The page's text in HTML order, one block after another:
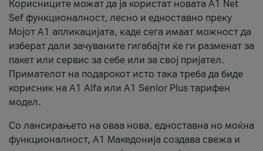
Корисниците можат да ја користат новата А1 Net
Sef функционалност, лесно и едноставно преку
Мојот А1 апликацијата, каде сега имаат можност да
изберат дали зачуваните гигабајти ќе ги разменат за
пакет или сервис за себе или за свој пријател.
Примателот на подарокот исто така треба да биде
корисник на А1 Alfa или A1 Senior Plus тарифен
модел.
Со лансирањето на оваа нова, едноставна но моќна
функционалност, А1 Македонија создава свежа и